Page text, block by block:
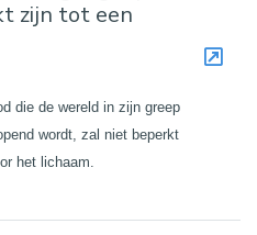
zijn tot een
die de wereld in zijn greep
wordt, zal niet beperkt
het lichaam.